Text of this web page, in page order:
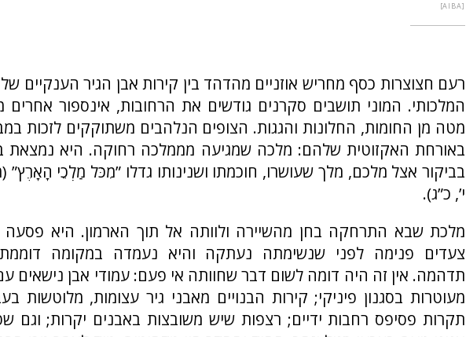
AIBA
רעם חצוצרות כסף מחריש אוזניים מהדהד בין קירות אבן הגיר הענקיים
המלכותי. המוני תושבים סקרנים גודשים את הרחובות, אינספור אחרים
מטה מן החומות, החלונות והגגות. הצופים הנלהבים משתוקקים לזכות
באורחת האקזוטית שלהם: מלכה שמגיעה מממלכה רחוקה. היא נמצאת
בביקור אצל מלכם, מלך שעושרו, חוכמתו ושנינותו גדלו ”מִכֹּל מַלְכֵי הָאָרֶץ”
י’, כ”ג).
מלכת שבא התרחקה בחן מהשיירה ולוותה אל תוך הארמון. היא
צעדים פנימה לפני שנשימתה נעתקה והיא נעמדה במקומה דוממת
תדהמה. אין זה היה דומה לשום דבר שחוותה אי פעם: עמודי אבן נישאים
מעוטרות בסגנון פיניקי; קירות הבנויים מאבני גיר עצומות, מלוטשות
תקרות פסיפס רחבות ידיים; רצפות שיש משובצות באבנים יקרות; וגם